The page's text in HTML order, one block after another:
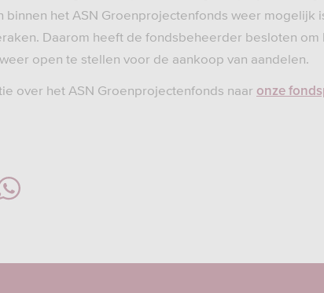
binnen het ASN Groenprojectenfonds weer mogelijk
Daarom heeft de fondsbeheerder besloten om
open te stellen voor de aankoop van aandelen.
over het ASN Groenprojectenfonds naar onze